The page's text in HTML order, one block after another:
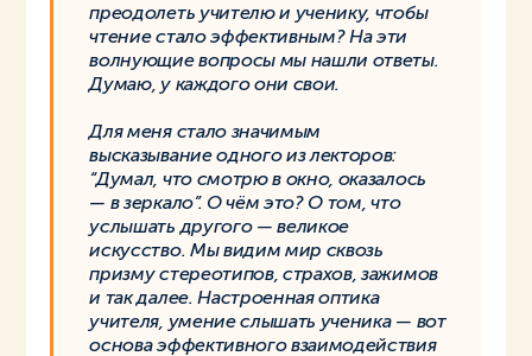
преодолеть учителю и ученику, чтобы
чтение стало эффективным? На эти
волнующие вопросы мы нашли ответы.
Думаю, у каждого они свои.
Для меня стало значимым
высказывание одного из лекторов:
“Думал, что смотрю в окно, оказалось
— в зеркало”. О чём это? О том, что
услышать другого — великое
искусство. Мы видим мир сквозь
призму стереотипов, страхов, зажимов
и так далее. Настроенная оптика
учителя, умение слышать ученика — вот
основа эффективного взаимодействия